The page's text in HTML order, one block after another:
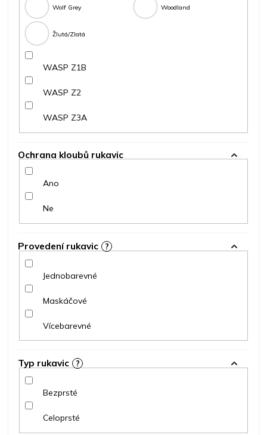
Wolf Grey Woodland
Žlutá/Zlatá
WASP Z1B
WASP Z2
WASP Z3A
Ochrana kloubů rukavic
Ano
Ne
Provedení rukavic ?
Jednobarevné
Maskáčové
Vícebarevné
Typ rukavic ?
Bezprsté
Celoprsté